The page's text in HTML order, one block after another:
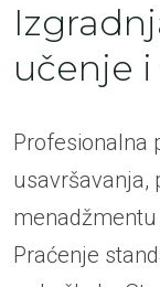
učenje
Profesionalna
usavršavanja,
Praćenje